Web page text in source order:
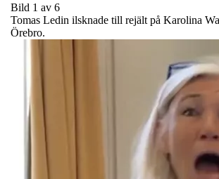
Bild 1 av 6
Tomas Ledin ilsknade till rejält på Karolina
Örebro.